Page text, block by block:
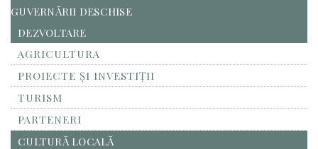
GUVERNĂRII DESCHISE
DEZVOLTARE
AGRICULTURA
PROIECTE ȘI INVESTIȚII
TURISM
PARTENERI
CULTURĂ LOCALĂ